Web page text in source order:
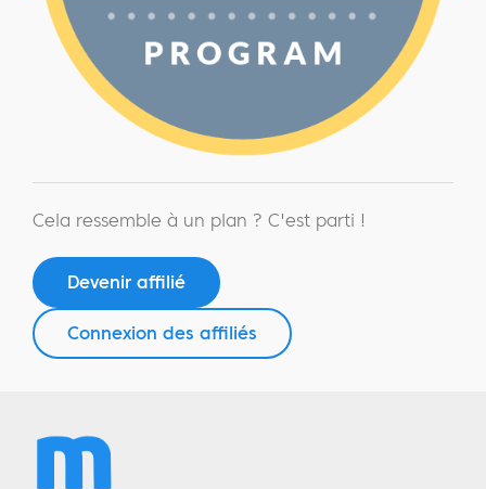
Cela ressemble à un plan ? C'est parti !
Devenir affilié
Connexion des affiliés